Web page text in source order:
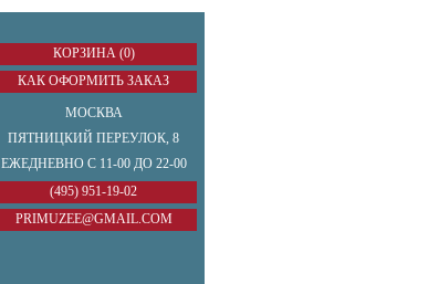
КОРЗИНА (0)
КАК ОФОРМИТЬ ЗАКАЗ
МОСКВА
ПЯТНИЦКИЙ ПЕРЕУЛОК, 8
ЕЖЕДНЕВНО С 11-00 ДО 22-00
(495) 951-19-02
PRIMUZEE@GMAIL.COM